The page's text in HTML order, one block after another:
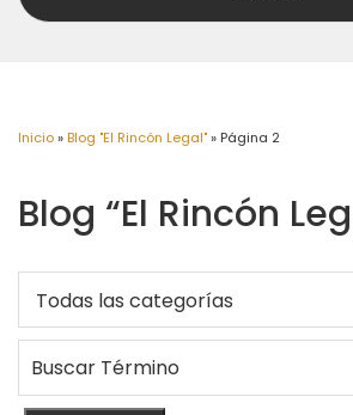
Inicio»Blog "El Rincón Legal"» Página 2
Blog “El Rincón